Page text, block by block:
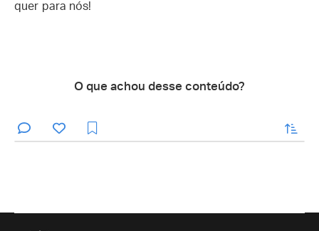
quer para nós!
O que achou desse conteúdo?
enviar